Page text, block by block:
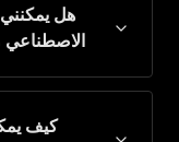
هل يمكنني
كيف